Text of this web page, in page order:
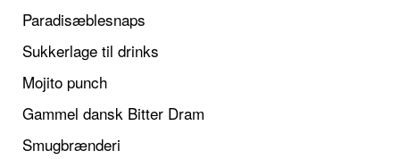
Paradisæblesnaps
Sukkerlage til drinks
Mojito punch
Gammel dansk Bitter Dram
Smugbrænderi